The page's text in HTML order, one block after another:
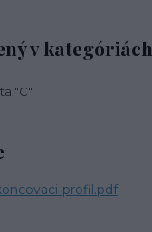
v kategóriách
"C"
profil.pdf